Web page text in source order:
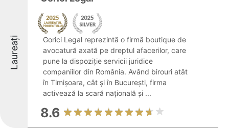
Laureați
Gorici Legal reprezintă o firmă boutique de
avocatură axată pe dreptul afacerilor, care
pune la dispoziție servicii juridice
companiilor din România. Având birouri atât
în Timișoara, cât și în București, firma
activează la scară națională și ...
8.6